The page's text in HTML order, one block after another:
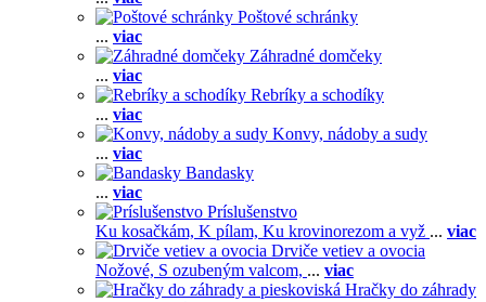
Poštové schránky
... viac
Záhradné domčeky
... viac
Rebríky a schodíky
... viac
Konvy, nádoby a sudy
... viac
Bandasky
... viac
Príslušenstvo
Ku kosačkám, K pílam, Ku krovinorezom a vyž ... viac
Drviče vetiev a ovocia
Nožové, S ozubeným valcom, ... viac
Hračky do záhrady